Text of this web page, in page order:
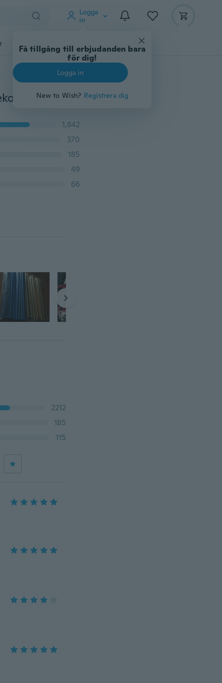
Logga
in
Få tillgång till erbjudanden bara
för dig!
Logga in
New to Wish? Registrera dig
Djurtillbehör Teknikprylar Mer
10 st 20 cm universell bil luftkonditionering utloppsdekoration U -form interiörlister Trimremsor bilstylingstillbehör.
1,842
370
185
49
66
2212
185
115